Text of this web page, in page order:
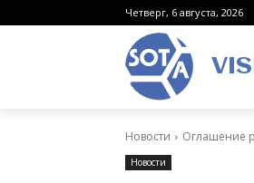
Четверг, 6 августа, 2026
Новости Оглашение
Новости